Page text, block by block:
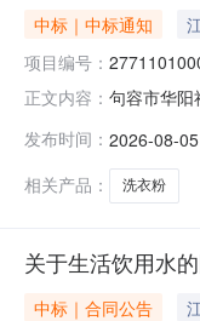
中标｜中标通知
项目编号：
正文内容： 句容市华
政区划编码
发布时间： 2026-08-
相关产品：
洗衣粉
关于生活饮用水
中标｜合同公告